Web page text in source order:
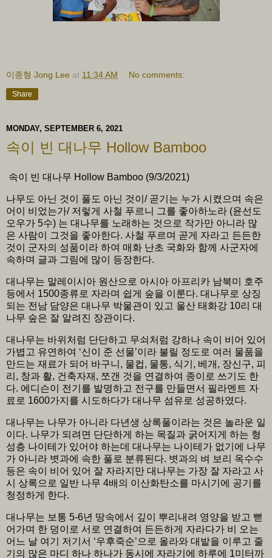
이종형 Jong Lee at 11:34 AM No comments:
Share
MONDAY, SEPTEMBER 6, 2021
속이 빈 대나무 Hollow Bamboo
속이 빈 대나무 Hollow Bamboo (9/3/2021)
나무도 아닌 것이 풀도 아닌 것이/ 곧기는 누가 시켰으며 속은
어이 비었는가/ 저렇게 사철 푸르니 그를 좋아하노라 (윤선도
오우가 5수) 는 대나무를 노래하는 것으로 작가만 아니라 많
은 사람이 그것을 좋아한다. 사철 푸르며 곧게 자라고 든든한
것이 군자의 성품이라 하여 매화 난초 국화와 함께 사군자에
속하며 글과 그림에 많이 등장한다.
대나무는 말레이시아 원산으로 아시아 아프리카 남북미 호주
등에서 1500종류로 자라며 쉽게 숲을 이룬다. 대나무로 상징
되는 전남 담양은 대나무 박물관이 있고 울산 태화강 10리 대
나무 숲은 잘 알려진 장관이다.
대나무는 바위처럼 단단하고 무쇠처럼 강하나 속이 비어 있어
가볍고 유연하여 ‘신이 준 선물’이라 불릴 정도로 여러 물품을
만드는 재료가 되어 바구니, 물컵, 물통, 식기, 베개, 장신구, 피
리, 창과 활, 건축자재, 쪼갠 것을 연결하여 종이로 쓰기도 한
다. 에디슨이 전기를 발명하고 전구를 만들면서 필라멘트 자
료로 1600가지를 시도하다가 대나무 섬유로 성공하였다.
대나무는 나무가 아니라 다년생 상록풀이라는 것은 놀라운 일
이다. 나무가 되려면 단단하게 하는 목질과 굵어지게 하는 형
성층 나이테가 있어야 하는데 대나무는 나이테가 없기에 나무
가 아니라 볏과에 속한 풀로 분류된다. 볏과의 벼 보리 옥수수
등은 속이 비어 있어 잘 자라지만 대나무는 가장 잘 자라고 사
시 상록으로 일반 나무 4배의 이산화탄소를 마시기에 공기를
청정하게 한다.
대나무는 보통 5-6년 땅속에서 깊이 뿌리내려 영양을 받고 뻗
어가며 한 덩이로 서로 연결하여 든든하게 자라다가 비 오는
어느 날 여기 저기서 ‘우후죽순’으로 올라와 대밭을 이루고 줄
기의 많은 마디 하나 하나가 동시에 자라기에 하루에 1미터까